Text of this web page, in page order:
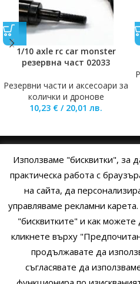
1/10 axle rc car monster
резервна част 02033
Резервни части и аксесоари за
колички и дронове
10,23 € / 20,01 лв.
ОБЩИ УСЛОВИЯ
ПОЛИТИКА НА БИСКВИТКИТЕ
Copyright © 2014 - 2024
You
Използваме "бисквитки", за
практическа работа с
на сайта, да
управляваме рекламни
"бисквитките" и как можете
кликнете върху
продължавате да
съгласявате да